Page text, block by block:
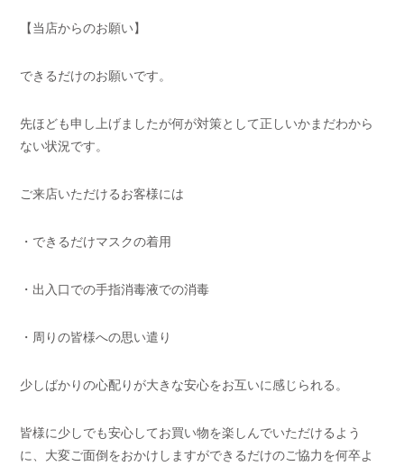
【当店からのお願い】
できるだけのお願いです。
先ほども申し上げましたが何が対策として正しいかまだわから
ない状況です。
ご来店いただけるお客様には
・できるだけマスクの着用
・出入口での手指消毒液での消毒
・周りの皆様への思い遣り
少しばかりの心配りが大きな安心をお互いに感じられる。
皆様に少しでも安心してお買い物を楽しんでいただけるよう
に、大変ご面倒をおかけしますができるだけのご協力を何卒よ